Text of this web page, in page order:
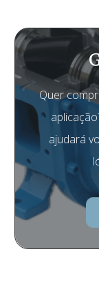
Quer
ajudará